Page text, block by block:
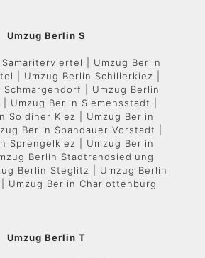
Umzug Berlin S
| Umzug Berlin
| Umzug Berlin Schillerkiez |
Schmargendorf | Umzug Berlin
Umzug Berlin Siemensstadt |
Soldiner Kiez | Umzug Berlin
Berlin Spandauer Vorstadt |
Sprengelkiez | Umzug Berlin
Berlin Stadtrandsiedlung
Berlin Steglitz | Umzug Berlin
Umzug Berlin Charlottenburg
Umzug Berlin T